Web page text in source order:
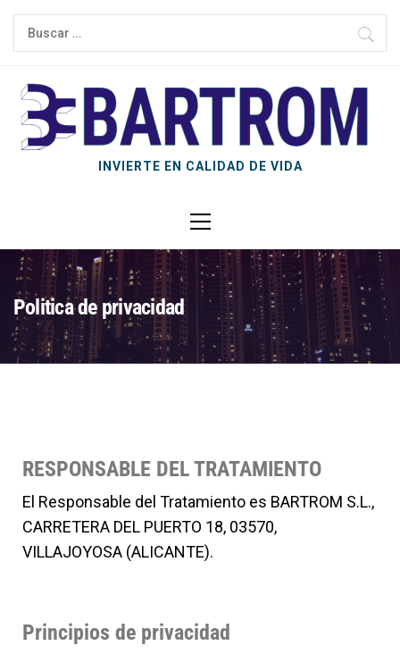
INVIERTE EN CALIDAD DE VIDA
Politica de privacidad
RESPONSABLE DEL TRATAMIENTO
El Responsable del Tratamiento es BARTROM S.L.,
CARRETERA DEL PUERTO 18, 03570,
VILLAJOYOSA (ALICANTE).
Principios de privacidad